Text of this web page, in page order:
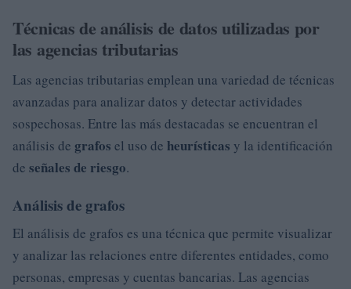
Técnicas de análisis de datos utilizadas por
las agencias tributarias
Las agencias tributarias emplean una variedad de técnicas
avanzadas para analizar datos y detectar actividades
sospechosas. Entre las más destacadas se encuentran el
análisis de grafos el uso de heurísticas y la identificación
de señales de riesgo.
Análisis de grafos
El análisis de grafos es una técnica que permite visualizar
y analizar las relaciones entre diferentes entidades, como
personas, empresas y cuentas bancarias. Las agencias